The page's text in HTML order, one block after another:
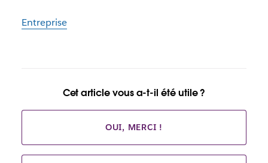
Entreprise
Cet article vous a-t-il été utile ?
OUI, MERCI !